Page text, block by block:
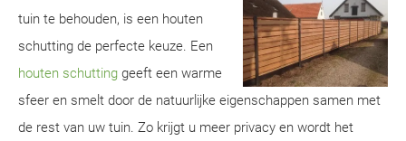
tuin te behouden, is een houten
schutting de perfecte keuze. Een
houten schutting geeft een warme
sfeer en smelt door de natuurlijke eigenschappen samen met
de rest van uw tuin. Zo krijgt u meer privacy en wordt het